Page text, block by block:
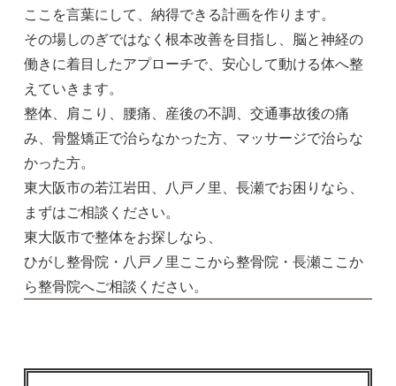
ここを言葉にして、納得できる計画を作ります。
その場しのぎではなく根本改善を目指し、脳と神経の
働きに着目したアプローチで、安心して動ける体へ整
えていきます。
整体、肩こり、腰痛、産後の不調、交通事故後の痛
み、骨盤矯正で治らなかった方、マッサージで治らな
かった方。
東大阪市の若江岩田、八戸ノ里、長瀬でお困りなら、
まずはご相談ください。
東大阪市で整体をお探しなら、
ひがし整骨院・八戸ノ里ここから整骨院・長瀬ここか
ら整骨院へご相談ください。